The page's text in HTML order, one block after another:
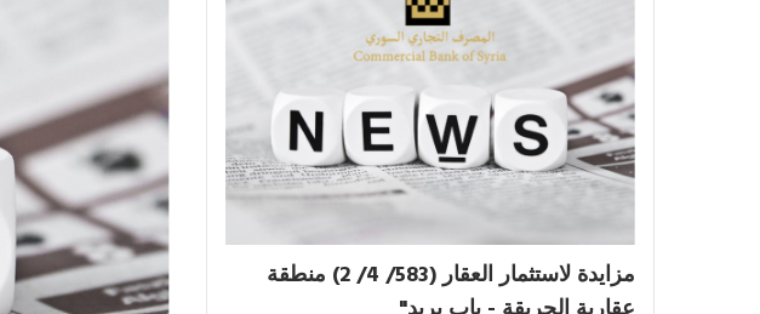
مزايدة لاستثمار العقار (583/ 4/ 2) منطقة